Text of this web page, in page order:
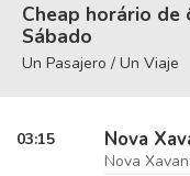
Cheap horário de
Sábado
Un Pasajero / Un Viaje
03:15 Nova
Nova